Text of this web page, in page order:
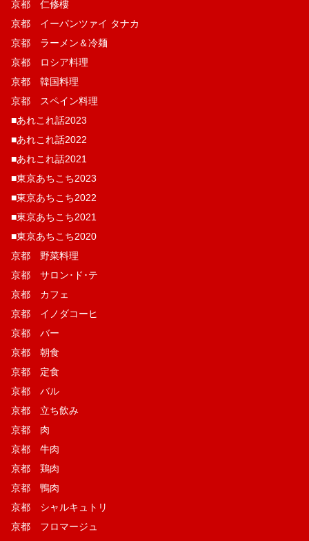
京都 仁修樓
京都 イーパンツァイ タナカ
京都 ラーメン＆冷麺
京都 ロシア料理
京都 韓国料理
京都 スペイン料理
■あれこれ話2023
■あれこれ話2022
■あれこれ話2021
■東京あちこち2023
■東京あちこち2022
■東京あちこち2021
■東京あちこち2020
京都 野菜料理
京都 サロン･ド･テ
京都 カフェ
京都 イノダコーヒ
京都 バー
京都 朝食
京都 定食
京都 バル
京都 立ち飲み
京都 肉
京都 牛肉
京都 鶏肉
京都 鴨肉
京都 シャルキュトリ
京都 フロマージュ